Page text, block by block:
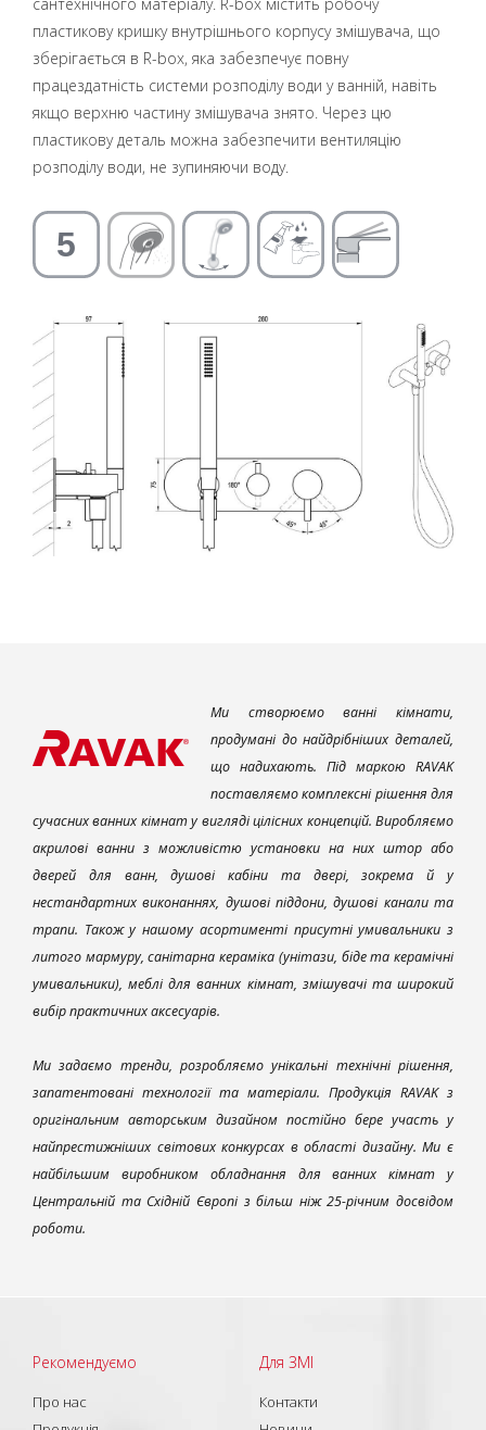
пластикову кришку внутрішнього корпусу змішувача, що
зберігається в R-box, яка забезпечує повну
працездатність системи розподілу води у ванній, навіть
якщо верхню частину змішувача знято. Через цю
пластикову деталь можна забезпечити вентиляцію
розподілу води, не зупиняючи воду.
Ми створюємо ванні кімнати,
продумані до найдрібніших деталей,
що надихають. Під маркою RAVAK
поставляємо комплексні рішення для
сучасних ванних кімнат у вигляді цілісних концепцій. Виробляємо
акрилові ванни з можливістю установки на них штор або
дверей для ванн, душові кабіни та двері, зокрема й у
нестандартних виконаннях, душові піддони, душові канали та
трапи. Також у нашому асортименті присутні умивальники з
литого мармуру, санітарна кераміка (унітази, біде та керамічні
умивальники), меблі для ванних кімнат, змішувачі та широкий
вибір практичних аксесуарів.
Ми задаємо тренди, розробляємо унікальні технічні рішення,
запатентовані технології та матеріали. Продукція RAVAK з
оригінальним авторським дизайном постійно бере участь у
найпрестижніших світових конкурсах в області дизайну. Ми є
найбільшим виробником обладнання для ванних кімнат у
Центральній та Східній Європі з більш ніж 25-річним досвідом
роботи.
Рекомендуємо
Про нас
Для ЗМІ
Контакти